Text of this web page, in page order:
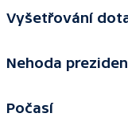
Vyšetřování
Nehoda
Počasí